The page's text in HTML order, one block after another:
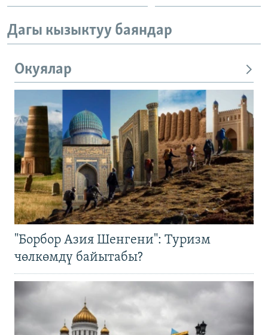
Дагы кызыктуу баяндар
Окуялар
"Борбор Азия Шенгени": Туризм
чөлкөмдү байытабы?